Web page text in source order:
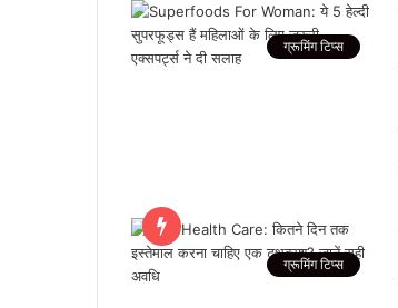
ग्रूमिंग टिप्स
ग्रूमिंग टिप्स